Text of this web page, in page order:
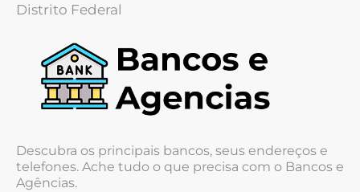
Distrito Federal
Descubra os principais bancos, seus endereços e
telefones. Ache tudo o que precisa com o Bancos e
Agências.